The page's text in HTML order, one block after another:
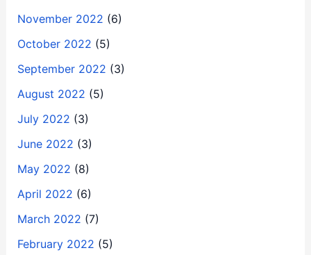
November 2022 (6)
October 2022 (5)
September 2022 (3)
August 2022 (5)
July 2022 (3)
June 2022 (3)
May 2022 (8)
April 2022 (6)
March 2022 (7)
February 2022 (5)